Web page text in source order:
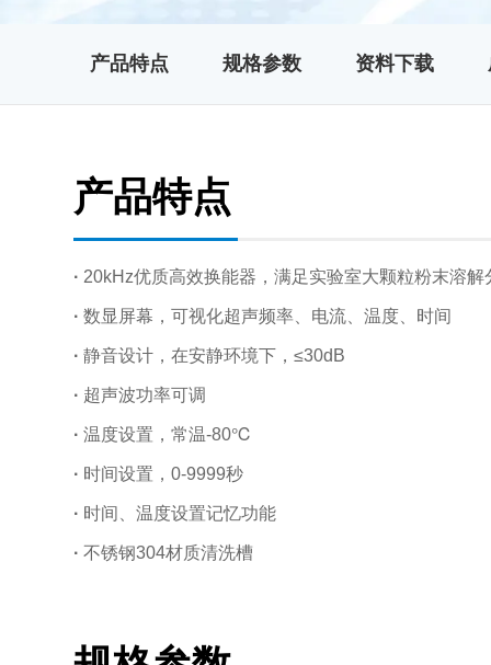
产品特点 规格参数 资料下载
产品特点
· 20kHz优质高效换能器，满足实验室大颗粒粉末溶解
· 数显屏幕，可视化超声频率、电流、温度、时间
· 静音设计，在安静环境下，≤30dB
· 超声波功率可调
· 温度设置，常温-80℃
· 时间设置，0-9999秒
· 时间、温度设置记忆功能
· 不锈钢304材质清洗槽